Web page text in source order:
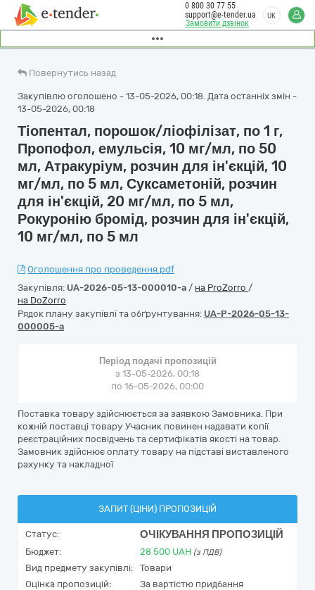
Замовити дзвінок
0 800 30 77 55
support@e-tender.ua
UK
Повернутись назад
Закупівлю оголошено - 13-05-2026, 00:18. Дата останніх змін -
13-05-2026, 00:18
Тіопентал, порошок/ліофілізат, по 1 г,
Пропофол, емульсія, 10 мг/мл, по 50
мл, Атракуріум, розчин для ін'єкцій, 10
мг/мл, по 5 мл, Суксаметоній, розчин
для ін'єкцій, 20 мг/мл, по 5 мл,
Рокуронію бромід, розчин для ін'єкцій,
10 мг/мл, по 5 мл
Оголошення про проведення.pdf
Закупівля: UA-2026-05-13-000010-a / на ProZorro /
на DoZorro
Рядок плану закупівлі та обґрунтування: UA-P-2026-05-13-
000005-a
Період подачі пропозицій
з 13-05-2026, 00:18
по 16-05-2026, 00:00
Поставка товару здійснюється за заявкою Замовника. При
кожній поставці товару Учасник повинен надавати копії
реєстраційних посвідчень та сертифікатів якості на товар.
Замовник здійснює оплату товару на підставі виставленого
рахунку та накладної
ЗАПИТ (ЦІНИ) ПРОПОЗИЦІЙ
Статус: ОЧІКУВАННЯ ПРОПОЗИЦІЙ
Бюджет: 28 500 UAH (з ПДВ)
Вид предмету закупівлі:
Товари
Оцінка пропозицій:
За вартістю придбання